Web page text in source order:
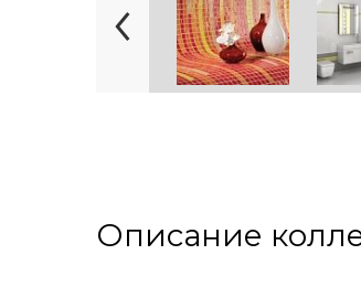
Описание